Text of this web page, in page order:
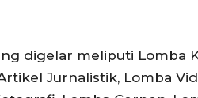
digelar meliputi Lomba
Jurnalistik, Lomba